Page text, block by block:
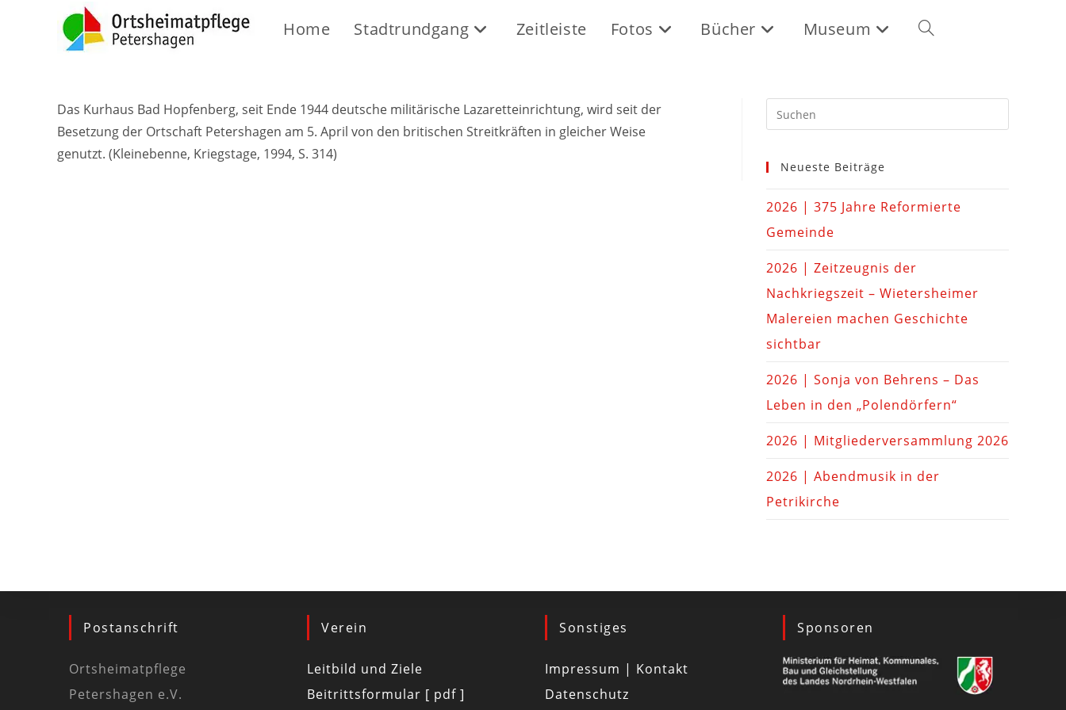
Home Stadtrundgang Zeitleiste Fotos Bücher Museum
Das Kurhaus Bad Hopfenberg, seit Ende 1944 deutsche militärische Lazaretteinrichtung, wird seit der
Besetzung der Ortschaft Petershagen am 5. April von den britischen Streitkräften in gleicher Weise
genutzt. (Kleinebenne, Kriegstage, 1994, S. 314)
Neueste Beiträge
2026 | 375 Jahre Reformierte
Gemeinde
2026 | Zeitzeugnis der
Nachkriegszeit – Wietersheimer
Malereien machen Geschichte
sichtbar
2026 | Sonja von Behrens – Das
Leben in den „Polendörfern“
2026 | Mitgliederversammlung 2026
2026 | Abendmusik in der
Petrikirche
Postanschrift
Ortsheimatpflege
Petershagen e.V.
Verein
Leitbild und Ziele
Beitrittsformular [ pdf ]
Sonstiges
Impressum | Kontakt
Datenschutz
Sponsoren